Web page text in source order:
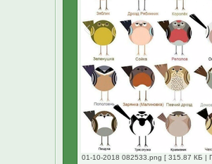
01-10-2018 082533.png [ 315.87 КБ |